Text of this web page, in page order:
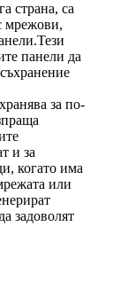
страна, са
мрежови,
панели да
за по-
и за
когато има
или
задоволят